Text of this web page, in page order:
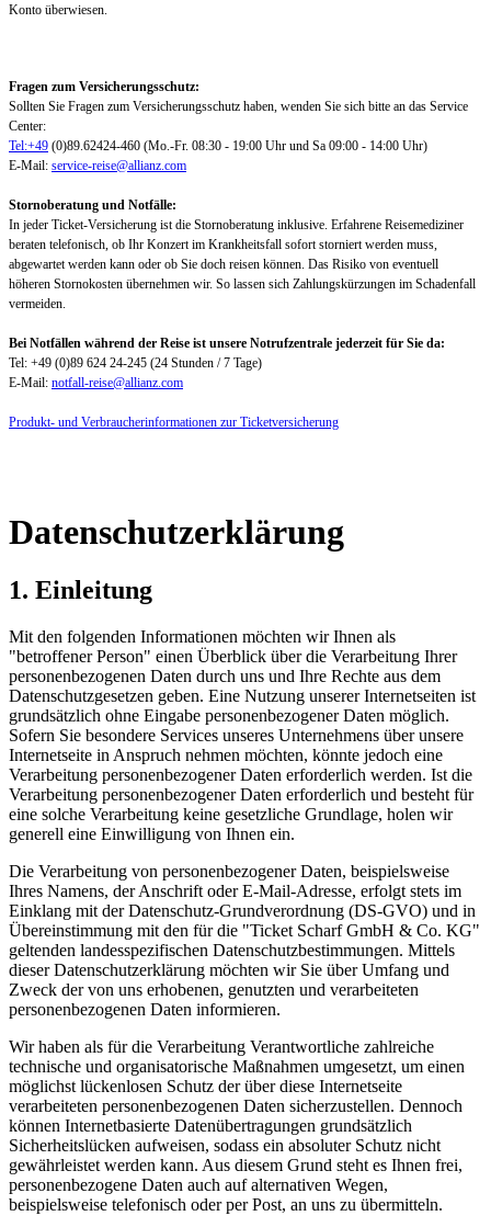
Konto überwiesen.
Fragen zum Versicherungsschutz:
Sollten Sie Fragen zum Versicherungsschutz haben, wenden Sie sich bitte an das Service
Center:
Tel:+49 (0)89.62424-460 (Mo.-Fr. 08:30 - 19:00 Uhr und Sa 09:00 - 14:00 Uhr)
E-Mail: service-reise@allianz.com
Stornoberatung und Notfälle:
In jeder Ticket-Versicherung ist die Stornoberatung inklusive. Erfahrene Reisemediziner
beraten telefonisch, ob Ihr Konzert im Krankheitsfall sofort storniert werden muss,
abgewartet werden kann oder ob Sie doch reisen können. Das Risiko von eventuell
höheren Stornokosten übernehmen wir. So lassen sich Zahlungskürzungen im Schadenfall
vermeiden.
Bei Notfällen während der Reise ist unsere Notrufzentrale jederzeit für Sie da:
Tel: +49 (0)89 624 24-245 (24 Stunden / 7 Tage)
E-Mail: notfall-reise@allianz.com
Produkt- und Verbraucherinformationen zur Ticketversicherung
Datenschutzerklärung
1. Einleitung
Mit den folgenden Informationen möchten wir Ihnen als
"betroffener Person" einen Überblick über die Verarbeitung Ihrer
personenbezogenen Daten durch uns und Ihre Rechte aus dem
Datenschutzgesetzen geben. Eine Nutzung unserer Internetseiten ist
grundsätzlich ohne Eingabe personenbezogener Daten möglich.
Sofern Sie besondere Services unseres Unternehmens über unsere
Internetseite in Anspruch nehmen möchten, könnte jedoch eine
Verarbeitung personenbezogener Daten erforderlich werden. Ist die
Verarbeitung personenbezogener Daten erforderlich und besteht für
eine solche Verarbeitung keine gesetzliche Grundlage, holen wir
generell eine Einwilligung von Ihnen ein.
Die Verarbeitung von personenbezogener Daten, beispielsweise
Ihres Namens, der Anschrift oder E-Mail-Adresse, erfolgt stets im
Einklang mit der Datenschutz-Grundverordnung (DS-GVO) und in
Übereinstimmung mit den für die "Ticket Scharf GmbH & Co. KG"
geltenden landesspezifischen Datenschutzbestimmungen. Mittels
dieser Datenschutzerklärung möchten wir Sie über Umfang und
Zweck der von uns erhobenen, genutzten und verarbeiteten
personenbezogenen Daten informieren.
Wir haben als für die Verarbeitung Verantwortliche zahlreiche
technische und organisatorische Maßnahmen umgesetzt, um einen
möglichst lückenlosen Schutz der über diese Internetseite
verarbeiteten personenbezogenen Daten sicherzustellen. Dennoch
können Internetbasierte Datenübertragungen grundsätzlich
Sicherheitslücken aufweisen, sodass ein absoluter Schutz nicht
gewährleistet werden kann. Aus diesem Grund steht es Ihnen frei,
personenbezogene Daten auch auf alternativen Wegen,
beispielsweise telefonisch oder per Post, an uns zu übermitteln.